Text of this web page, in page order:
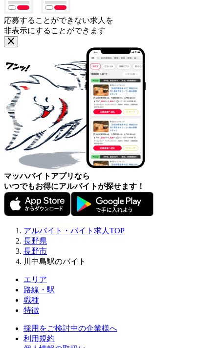
応募することができない求人を
非表示にすることができます
マッハバイトアプリなら
いつでもお得にアルバイトが探せます！
アルバイト・バイト求人TOP
長野県
長野市
川中島駅のバイト
エリア
路線・駅
職種
特徴
採用をご検討中の企業様へ
利用規約